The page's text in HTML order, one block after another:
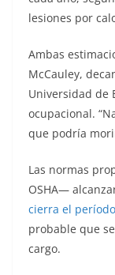
lesiones por
Ambas
McCauley,
Universidad de
ocupacional.
que podría
Las normas
OSHA—
cierra el
probable que
cargo.